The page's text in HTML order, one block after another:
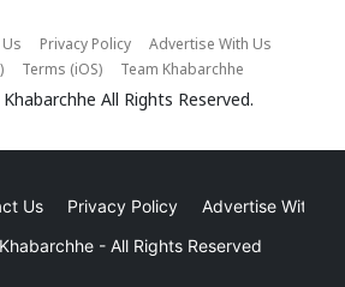
Privacy Policy
Advertise With Us
Terms (iOS) Team Khabarchhe
Khabarchhe All Rights Reserved.
Us Privacy Policy
Advertise With Us
Khabarchhe - All Rights Reserved